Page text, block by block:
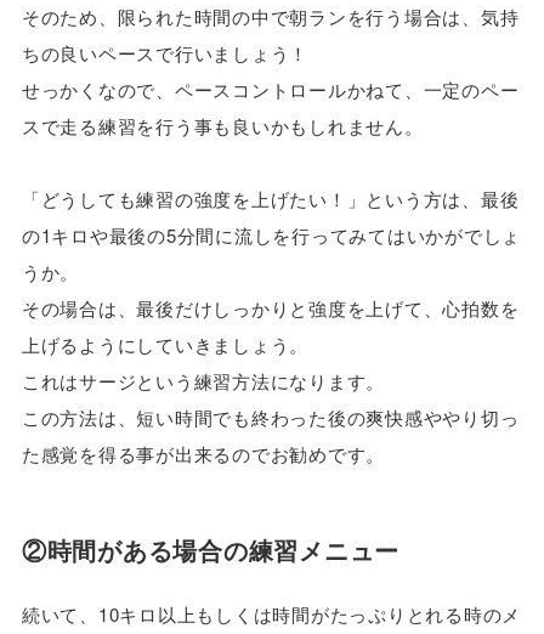
そのため、限られた時間の中で朝ランを行う場合は、気持
ちの良いペースで行いましょう！
せっかくなので、ペースコントロールかねて、一定のペー
スで走る練習を行う事も良いかもしれません。
「どうしても練習の強度を上げたい！」という方は、最後
の1キロや最後の5分間に流しを行ってみてはいかがでしょ
うか。
その場合は、最後だけしっかりと強度を上げて、心拍数を
上げるようにしていきましょう。
これはサージという練習方法になります。
この方法は、短い時間でも終わった後の爽快感ややり切っ
た感覚を得る事が出来るのでお勧めです。
②時間がある場合の練習メニュー
続いて、10キロ以上もしくは時間がたっぷりとれる時のメ